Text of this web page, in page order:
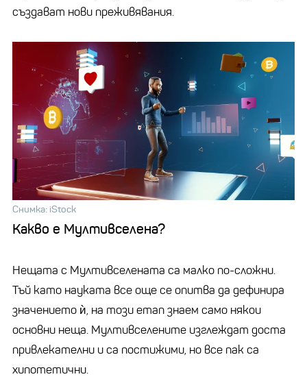
създават нови преживявания.
Снимка: iStock
Какво е Мултивселена?
Нещата с Мултивселената са малко по-сложни.
Тъй като науката все още се опитва да дефинира
значението ѝ, на този етап знаем само някои
основни неща. Мултивселените изглеждат доста
привлекателни и са постижими, но все пак са
хипотетични.